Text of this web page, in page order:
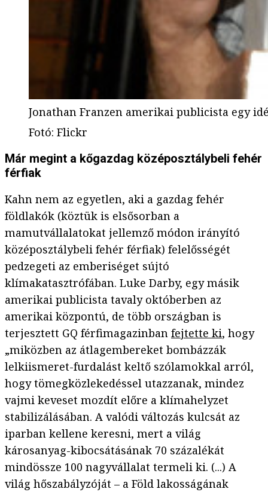
Jonathan Franzen amerikai publicista egy
Fotó: Flickr
Már megint a kőgazdag középosztálybeli fehér
férfiak
Kahn nem az egyetlen, aki a gazdag fehér
földlakók (köztük is elsősorban a
mamutvállalatokat jellemző módon irányító
középosztálybeli fehér férfiak) felelősségét
pedzegeti az emberiséget sújtó
klímakatasztrófában. Luke Darby, egy másik
amerikai publicista tavaly októberben az
amerikai központú, de több országban is
terjesztett GQ férfimagazinban fejtette ki, hogy
„miközben az átlagembereket bombázzák
lelkiismeret-furdalást keltő szólamokkal arról,
hogy tömegközlekedéssel utazzanak, mindez
vajmi keveset mozdít előre a klímahelyzet
stabilizálásában. A valódi változás kulcsát az
iparban kellene keresni, mert a világ
károsanyag-kibocsátásának 70 százalékát
mindössze 100 nagyvállalat termeli ki. (...) A
világ hőszabályzóját – a Föld lakosságának